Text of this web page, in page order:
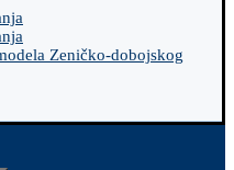
Zeničko-dobojskog